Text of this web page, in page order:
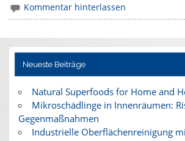
Kommentar hinterlassen
Neueste Beiträge
Natural Superfoods for Home and
Mikroschädlinge in Innenräumen:
Gegenmaßnahmen
Industrielle Oberflächenreinigung